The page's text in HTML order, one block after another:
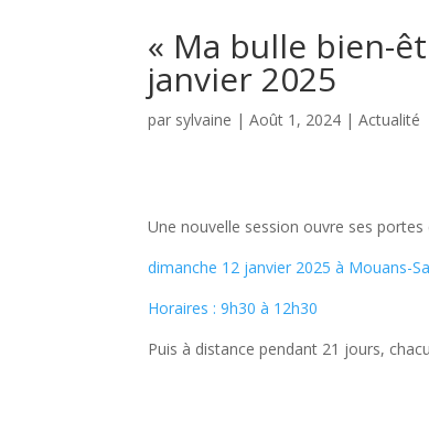
« Ma bulle bien-
janvier 2025
par sylvaine |Août 1, 2024 |Actualité
Une nouvelle session ouvre ses portes
dimanche 12 janvier 2025 à Mouans-
Horaires : 9h30 à 12h30
Puis à distance pendant 21 jours,